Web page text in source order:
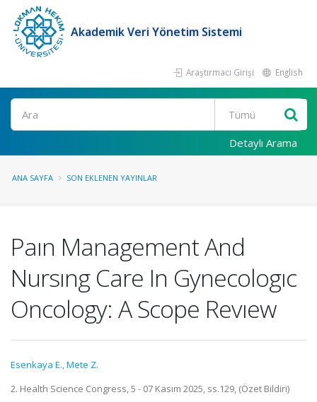
Akademik Veri Yönetim Sistemi
Araştırmacı Girişi English
Ara
Detaylı Arama
ANA SAYFA SON EKLENEN YAYINLAR
Paın Management And
Nursıng Care In Gynecologıc
Oncology: A Scope Revıew
Esenkaya E.,Mete Z.
2. Health Science Congress, 5 - 07 Kasım 2025, ss.129, (Özet Bildiri)